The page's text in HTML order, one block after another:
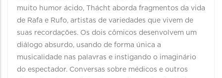
muito humor ácido, Thácht aborda fragmentos da vida
de Rafa e Rufo, artistas de variedades que vivem de
suas recordações. Os dois cômicos desenvolvem um
diálogo absurdo, usando de forma única a
musicalidade nas palavras e instigando o imaginário
do espectador. Conversas sobre médicos e outros